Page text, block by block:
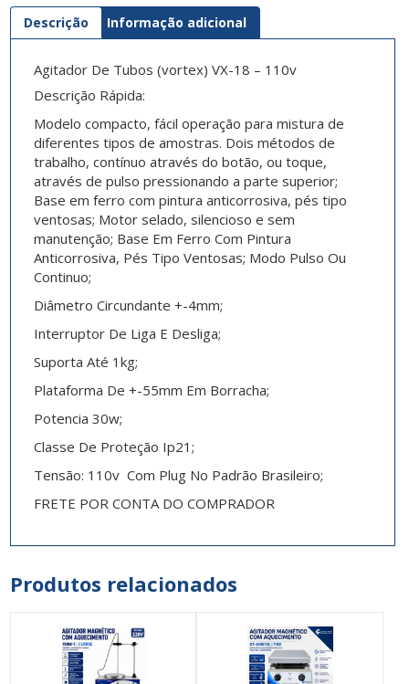
Descrição Informação adicional
Agitador De Tubos (vortex) VX-18 – 110v
Descrição Rápida:
Modelo compacto, fácil operação para mistura de
diferentes tipos de amostras. Dois métodos de
trabalho, contínuo através do botão, ou toque,
através de pulso pressionando a parte superior;
Base em ferro com pintura anticorrosiva, pés tipo
ventosas; Motor selado, silencioso e sem
manutenção; Base Em Ferro Com Pintura
Anticorrosiva, Pés Tipo Ventosas; Modo Pulso Ou
Continuo;
Diâmetro Circundante +-4mm;
InterruptorDe Liga E Desliga;
Suporta Até 1kg;
Plataforma De +-55mm Em Borracha;
Potencia 30w;
Classe De Proteção Ip21;
Tensão: 110v Com Plug No Padrão Brasileiro;
FRETE POR CONTA DO COMPRADOR
Produtos relacionados